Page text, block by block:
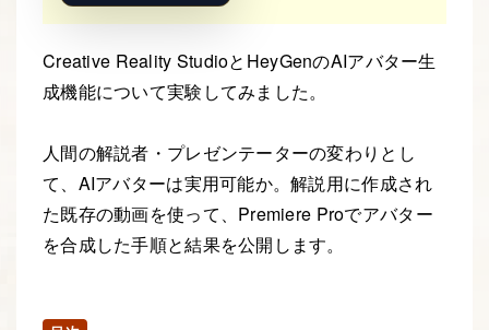
Creative Reality StudioとHeyGenのAIアバター生
成機能について実験してみました。
人間の解説者・プレゼンテーターの変わりとし
て、AIアバターは実用可能か。解説用に作成され
た既存の動画を使って、Premiere Proでアバター
を合成した手順と結果を公開します。